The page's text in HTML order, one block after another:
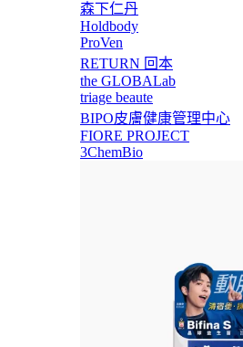
森下仁丹
Holdbody
ProVen
RETURN 回本
the GLOBALab
triage beaute
BIPO皮膚健康管理中心
FIORE PROJECT
3ChemBio